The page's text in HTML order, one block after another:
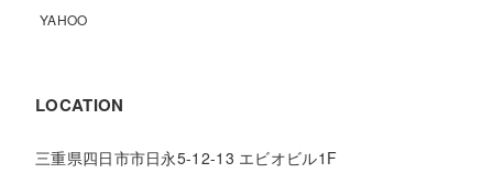
YAHOO
LOCATION
三重県四日市市日永5-12-13 エビオビル1F